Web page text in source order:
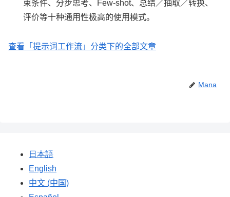
束条件、分步思考、Few-shot、总结／抽取／转换、
评价等十种通用性极高的使用模式。
查看「提示词工作流」分类下的全部文章
Mana
日本語
English
中文 (中国)